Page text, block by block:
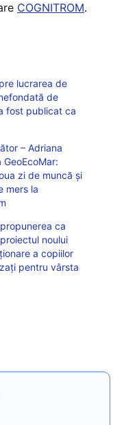
COGNITROM.
lucrarea de
de
fost publicat ca
– Adriana
zi de muncă și
mers la
ca
noului
a copiilor
pentru vârsta